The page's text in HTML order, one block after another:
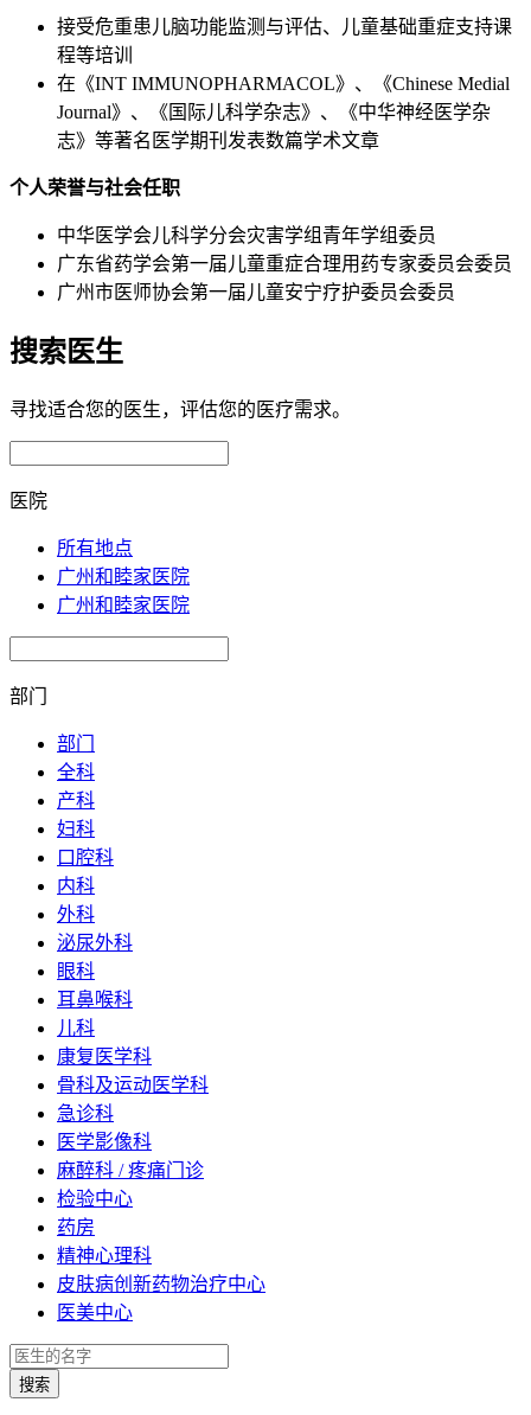
接受危重患儿脑功能监测与评估、儿童基础重症支持课
程等培训
在《INT IMMUNOPHARMACOL》、《Chinese Medial
Journal》、《国际儿科学杂志》、《中华神经医学杂
志》等著名医学期刊发表数篇学术文章
个人荣誉与社会任职
中华医学会儿科学分会灾害学组青年学组委员
广东省药学会第一届儿童重症合理用药专家委员会委员
广州市医师协会第一届儿童安宁疗护委员会委员
搜索医生
寻找适合您的医生，评估您的医疗需求。
医院
所有地点
广州和睦家医院
广州和睦家医院
部门
部门
全科
产科
妇科
口腔科
内科
外科
泌尿外科
眼科
耳鼻喉科
儿科
康复医学科
骨科及运动医学科
急诊科
医学影像科
麻醉科 / 疼痛门诊
检验中心
药房
精神心理科
皮肤病创新药物治疗中心
医美中心